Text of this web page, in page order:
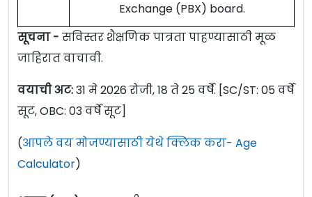
Exchange (PBX) board.
सूचना - सविस्तर शैक्षणिक पात्रता पाहण्यासाठी मूळ
जाहिरात वाचावी.
वयाची अट:31 मे 2026 रोजी, 18 ते 25 वर्षे. [SC/ST: 05 वर्षे
सूट, OBC: 03 वर्षे सूट]
(आपले वय मोजण्यासाठी येथे क्लिक करा- Age
Calculator)